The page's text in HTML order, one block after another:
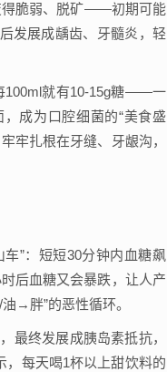
得脆弱、脱矿——初期可能
发展成龋齿、牙髓炎，轻
100ml就有10-15g糖——一
成为口腔细菌的“美食盛
牢扎根在牙缝、牙龈沟，
”：短短30分钟内血糖飙
后血糖又会暴跌，让人产
→胖”的恶性循环。
最终发展成胰岛素抵抗，
，每天喝1杯以上甜饮料的